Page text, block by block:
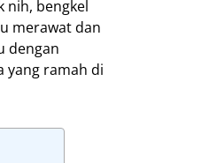
nih, bengkel
merawat dan
dengan
yang ramah di